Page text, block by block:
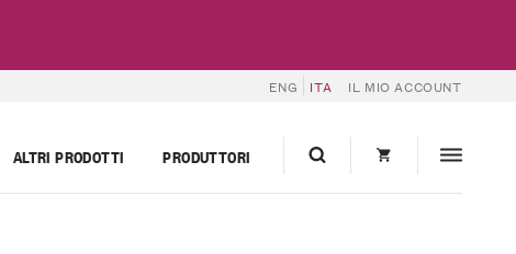
ENG ITA IL MIO ACCOUNT
ALTRI PRODOTTI PRODUTTORI